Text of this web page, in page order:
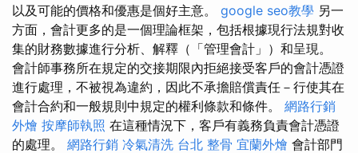
以及可能的價格和優惠是個好主意。 google seo教學 另一
方面，會計更多的是一個理論框架，包括根據現行法規對收
集的財務數據進行分析、解釋（「管理會計」）和呈現。
會計師事務所在規定的交接期限內拒絕接受客戶的會計憑證
進行處理，不被視為違約，因此不承擔賠償責任－行使其在
會計合約和一般規則中規定的權利條款和條件。 網路行銷
外燴 按摩師執照 在這種情況下，客戶有義務負責會計憑證
的處理。 網路行銷 冷氣清洗 台北 整骨 宜蘭外燴 會計部門